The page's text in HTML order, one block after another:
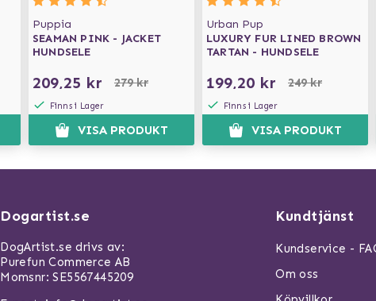
Puppia
SEAMAN PINK - JACKET
HUNDSELE
209,25 kr 279 kr
Finns i Lager
VISA PRODUKT
Urban Pup
LUXURY FUR LINED BROWN
TARTAN - HUNDSELE
199,20 kr 249 kr
Finns i Lager
VISA PRODUKT
Dogartist.se
DogArtist.se drivs av:
Purefun Commerce AB
Momsnr: SE5567445209
Kundtjänst
Kundservice -
Om oss